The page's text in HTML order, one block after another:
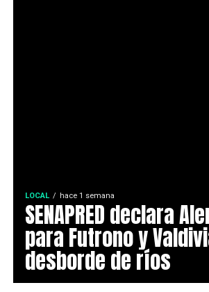
LOCAL hace 1 semana
SENAPRED declara
para Futrono y
desborde de ríos